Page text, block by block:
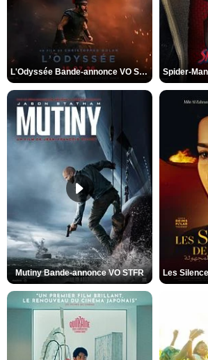
L'Odyssée Bande-annonce VO STFR
Mutiny Bande-annonce VO STFR